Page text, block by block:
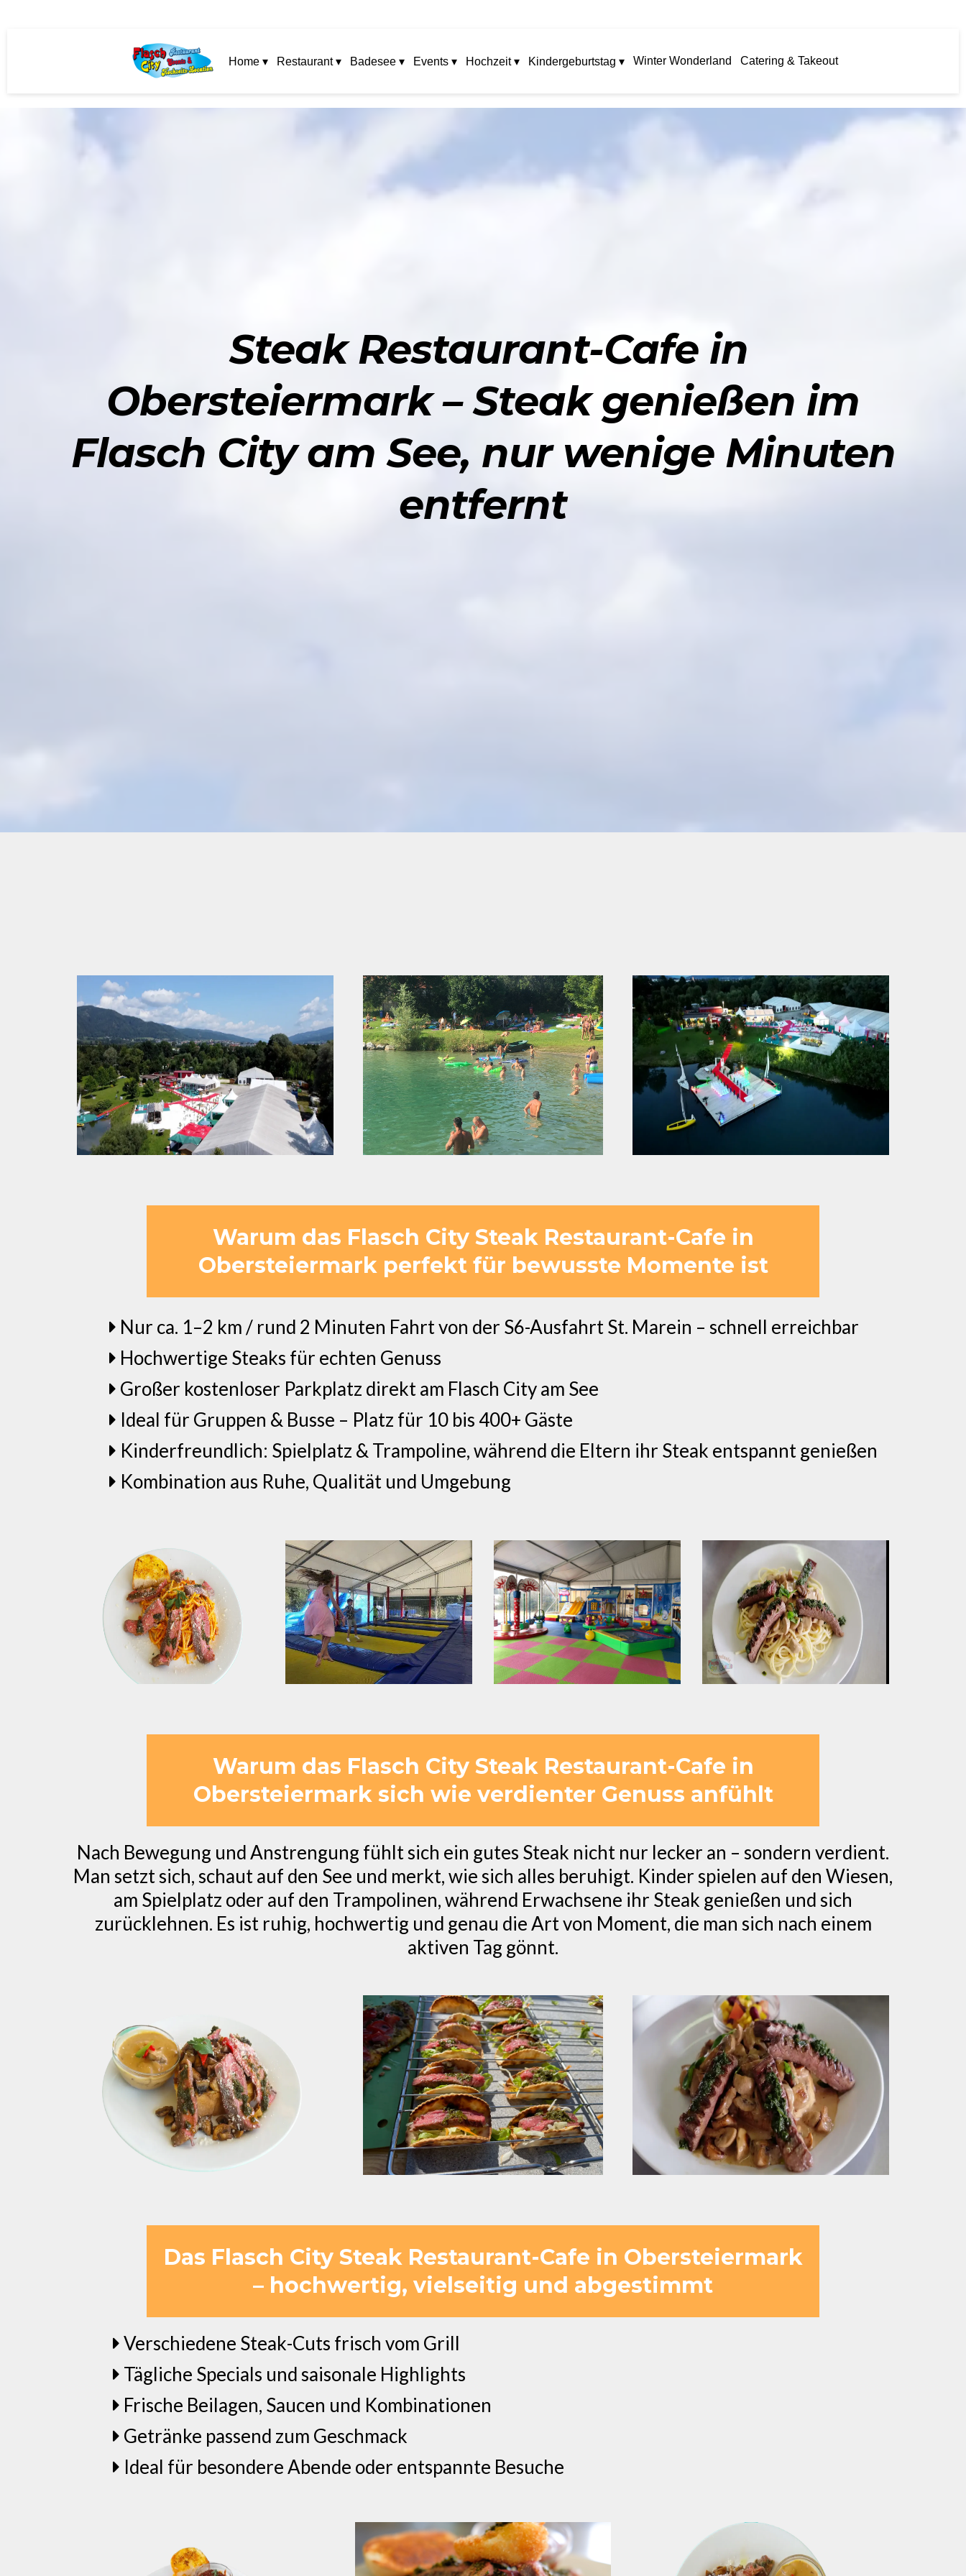
Home ▾ Restaurant ▾ Badesee ▾ Events ▾ Hochzeit ▾ Kindergeburtstag ▾ Winter Wonderland Catering & Takeout
Steak Restaurant-Cafe in
Obersteiermark – Steak genießen im
Flasch City am See, nur wenige Minuten
entfernt
Warum das Flasch City Steak Restaurant-Cafe in
Obersteiermark perfekt für bewusste Momente ist
Nur ca. 1–2 km / rund 2 Minuten Fahrt von der S6-Ausfahrt St. Marein – schnell erreichbar
Hochwertige Steaks für echten Genuss
Großer kostenloser Parkplatz direkt am Flasch City am See
Ideal für Gruppen & Busse – Platz für 10 bis 400+ Gäste
Kinderfreundlich: Spielplatz & Trampoline, während die Eltern ihr Steak entspannt genießen
Kombination aus Ruhe, Qualität und Umgebung
Warum das Flasch City Steak Restaurant-Cafe in
Obersteiermark sich wie verdienter Genuss anfühlt
Nach Bewegung und Anstrengung fühlt sich ein gutes Steak nicht nur lecker an – sondern verdient.
Man setzt sich, schaut auf den See und merkt, wie sich alles beruhigt. Kinder spielen auf den Wiesen,
am Spielplatz oder auf den Trampolinen, während Erwachsene ihr Steak genießen und sich
zurücklehnen. Es ist ruhig, hochwertig und genau die Art von Moment, die man sich nach einem
aktiven Tag gönnt.
Das Flasch City Steak Restaurant-Cafe in Obersteiermark
– hochwertig, vielseitig und abgestimmt
Verschiedene Steak-Cuts frisch vom Grill
Tägliche Specials und saisonale Highlights
Frische Beilagen, Saucen und Kombinationen
Getränke passend zum Geschmack
Ideal für besondere Abende oder entspannte Besuche